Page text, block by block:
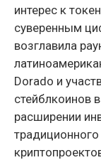
интерес к
суверенным
возглавила
Dorado и
стейблкоинов
расширении